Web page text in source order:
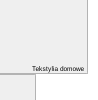
Tekstylia domowe